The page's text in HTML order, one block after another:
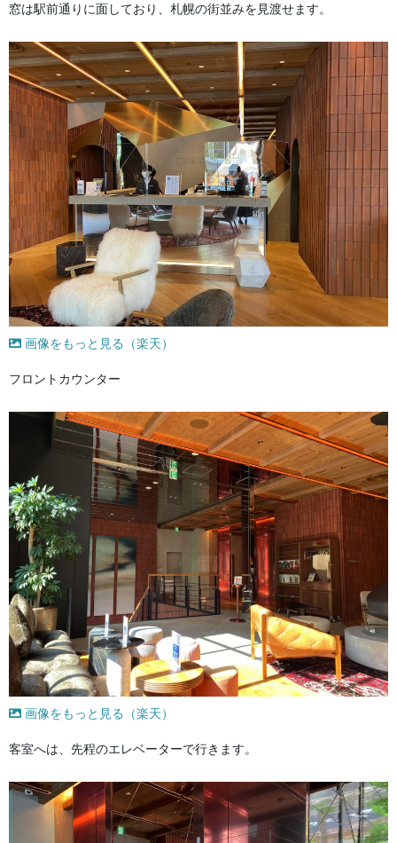
窓は駅前通りに面しており、札幌の街並みを見渡せます。
画像をもっと見る（楽天）
フロントカウンター
画像をもっと見る（楽天）
客室へは、先程のエレベーターで行きます。